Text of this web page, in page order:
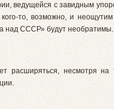
ведущейся с завидным
то, возможно, и
над СССР» будут необратимы.
расширяться, несмотря на